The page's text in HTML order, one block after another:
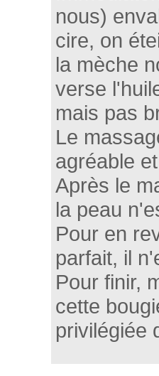
nous)
cire, on
la mèche
verse
mais pas
Le
agréable
Après le
la peau
Pour en
parfait, il
Pour finir,
cette
privilégiée